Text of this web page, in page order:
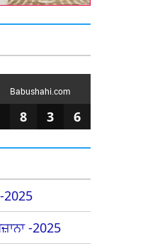
Babushahi.com
8 3 6
2025
-2025